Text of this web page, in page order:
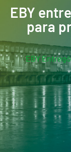
EBY
para
EBY